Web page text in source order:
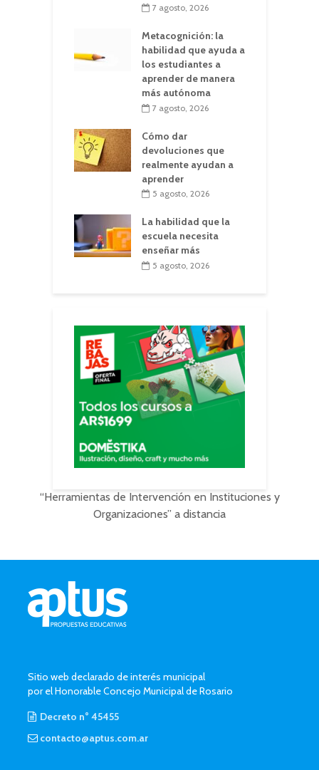
7 agosto, 2026
Metacognición: la
habilidad que ayuda a
los estudiantes a
aprender de manera
más autónoma
7 agosto, 2026
Cómo dar
devoluciones que
realmente ayudan a
aprender
5 agosto, 2026
La habilidad que la
escuela necesita
enseñar más
5 agosto, 2026
“Herramientas de Intervención en Instituciones y
Organizaciones” a distancia
Sitio web declarado de interés municipal
por el Honorable Concejo Municipal de Rosario
Decreto n° 45455
contacto@aptus.com.ar